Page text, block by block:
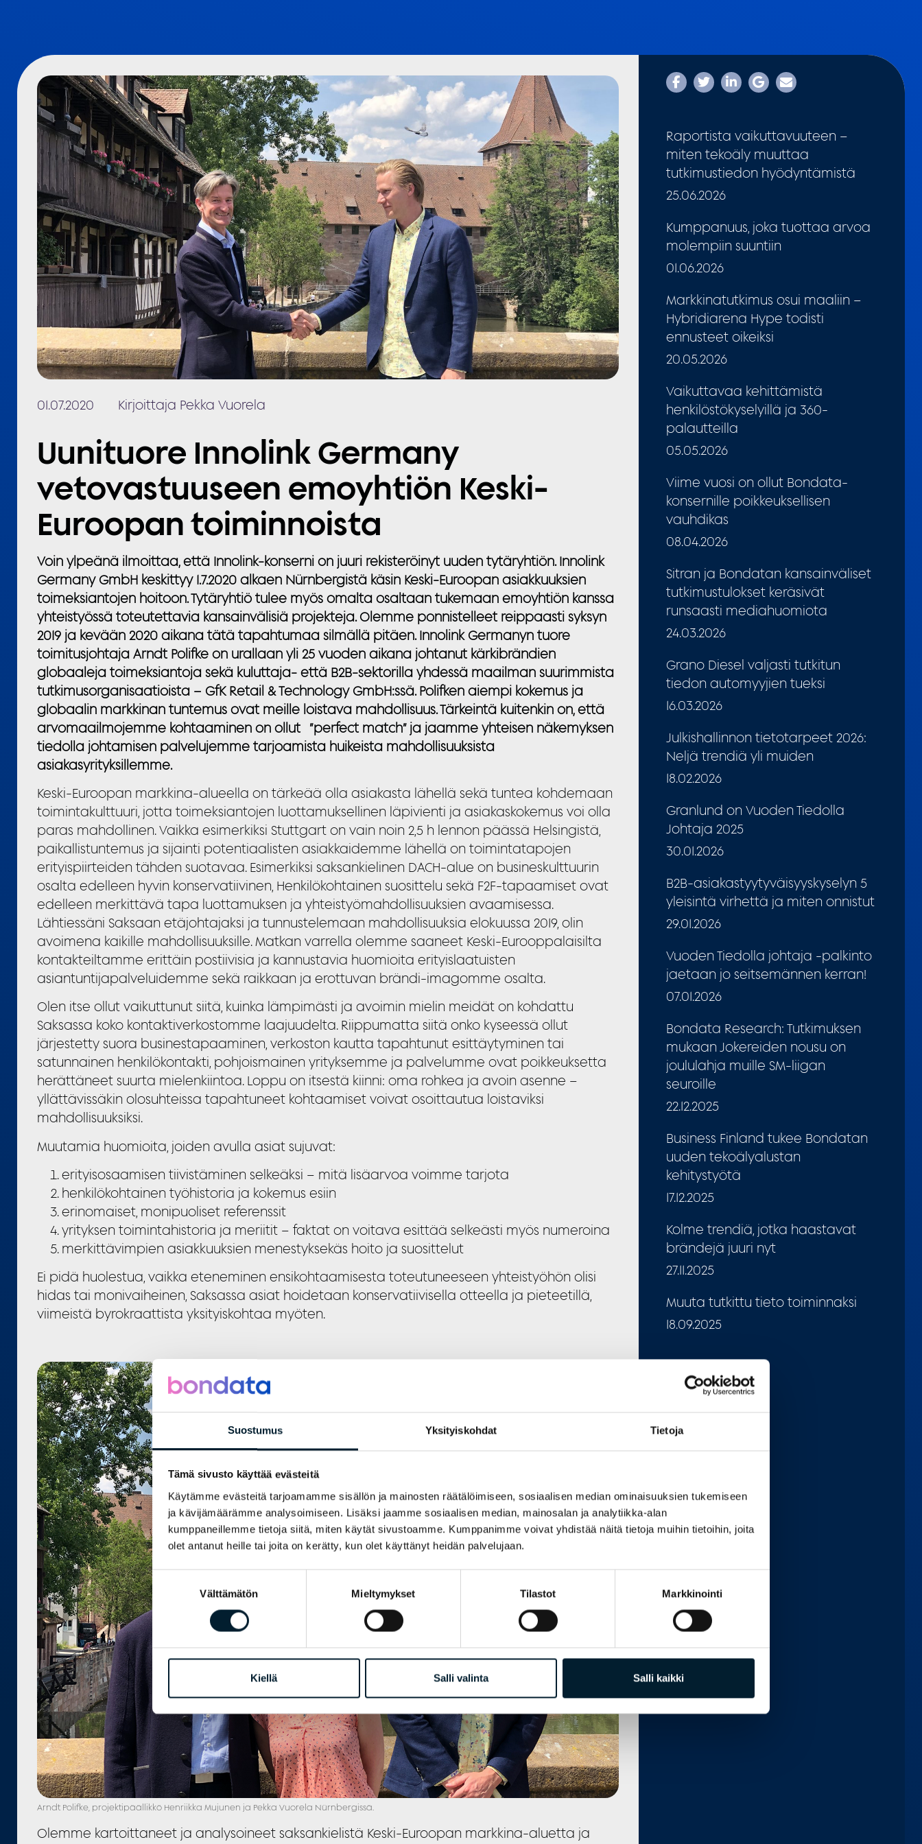
Suostumus Yksityiskohdat Tietoja
Tämä sivusto käyttää evästeitä
Käytämme evästeitä tarjoamamme sisällön ja mainosten räätälöimiseen, sosiaalisen median ominaisuuksien tukemiseen
ja kävijämäärämme analysoimiseen. Lisäksi jaamme sosiaalisen median, mainosalan ja analytiikka-alan
kumppaneillemme tietoja siitä, miten käytät sivustoamme. Kumppanimme voivat yhdistää näitä tietoja muihin tietoihin, joita
olet antanut heille tai joita on kerätty, kun olet käyttänyt heidän palvelujaan.
Suostumuksen
valinta
Välttämätön Mieltymykset Tilastot Markkinointi
Kiellä Salli valinta Salli kaikki
01.07.2020 Kirjoittaja Pekka Vuorela
Uunituore Innolink Germany
vetovastuuseen emoyhtiön Keski-
Euroopan toiminnoista
Voin ylpeänä ilmoittaa, että Innolink-konserni on juuri rekisteröinyt uuden tytäryhtiön. Innolink
Germany GmbH keskittyy 1.7.2020 alkaen Nürnbergistä käsin Keski-Euroopan asiakkuuksien
toimeksiantojen hoitoon. Tytäryhtiö tulee myös omalta osaltaan tukemaan emoyhtiön kanssa
yhteistyössä toteutettavia kansainvälisiä projekteja. Olemme ponnistelleet reippaasti syksyn
2019 ja kevään 2020 aikana tätä tapahtumaa silmällä pitäen.Innolink Germanyn tuore
toimitusjohtaja Arndt Polifke on urallaan yli 25 vuoden aikana johtanut kärkibrändien
globaaleja toimeksiantoja sekä kuluttaja- että B2B-sektorilla yhdessä maailman suurimmista
tutkimusorganisaatioista – GfK Retail & Technology GmbH:ssä. Polifken aiempi kokemus ja
globaalin markkinan tuntemus ovat meille loistava mahdollisuus. Tärkeintä kuitenkin on, että
arvomaailmojemme kohtaaminen on ollut ”perfect match” ja jaamme yhteisen näkemyksen
tiedolla johtamisen palvelujemme tarjoamista huikeista mahdollisuuksista
asiakasyrityksillemme.
Keski-Euroopan markkina-alueella on tärkeää olla asiakasta lähellä sekä tuntea kohdemaan
toimintakulttuuri, jotta toimeksiantojen luottamuksellinen läpivienti ja asiakaskokemus voi olla
paras mahdollinen. Vaikka esimerkiksi Stuttgart on vain noin 2,5 h lennon päässä Helsingistä,
paikallistuntemus ja sijainti potentiaalisten asiakkaidemme lähellä on toimintatapojen
erityispiirteiden tähden suotavaa. Esimerkiksi saksankielinen DACH-alue on busineskulttuurin
osalta edelleen hyvin konservatiivinen, Henkilökohtainen suosittelu sekä F2F-tapaamiset ovat
edelleen merkittävä tapa luottamuksen ja yhteistyömahdollisuuksien avaamisessa.
Lähtiessäni Saksaan etäjohtajaksi ja tunnustelemaan mahdollisuuksia elokuussa 2019, olin
avoimena kaikille mahdollisuuksille. Matkan varrella olemme saaneet Keski-Eurooppalaisilta
kontakteiltamme erittäin postiivisia ja kannustavia huomioita erityislaatuisten
asiantuntijapalveluidemme sekä raikkaan ja erottuvan brändi-imagomme osalta.
Olen itse ollut vaikuttunut siitä, kuinka lämpimästi ja avoimin mielin meidät on kohdattu
Saksassa koko kontaktiverkostomme laajuudelta. Riippumatta siitä onko kyseessä ollut
järjestetty suora businestapaaminen, verkoston kautta tapahtunut esittäytyminen tai
satunnainen henkilökontakti, pohjoismainen yrityksemme ja palvelumme ovat poikkeuksetta
herättäneet suurta mielenkiintoa. Loppu on itsestä kiinni: oma rohkea ja avoin asenne –
yllättävissäkin olosuhteissa tapahtuneet kohtaamiset voivat osoittautua loistaviksi
mahdollisuuksiksi.
Muutamia huomioita, joiden avulla asiat sujuvat:
erityisosaamisen tiivistäminen selkeäksi – mitä lisäarvoa voimme tarjota
henkilökohtainen työhistoria ja kokemus esiin
erinomaiset, monipuoliset referenssit
yrityksen toimintahistoria ja meriitit – faktat on voitava esittää selkeästi myös numeroina
merkittävimpien asiakkuuksien menestyksekäs hoito ja suosittelut
Ei pidä huolestua, vaikka eteneminen ensikohtaamisesta toteutuneeseen yhteistyöhön olisi
hidas tai monivaiheinen, Saksassa asiat hoidetaan konservatiivisella otteella ja pieteetillä,
viimeistä byrokraattista yksityiskohtaa myöten.
Arndt Polifke, projektipäällikkö Henriikka Mujunen ja Pekka Vuorela Nürnbergissä.
Olemme kartoittaneet ja analysoineet saksankielistä Keski-Euroopan markkina-aluetta ja
Raportista vaikuttavuuteen –
miten tekoäly muuttaa
tutkimustiedon hyödyntämistä
25.06.2026
Kumppanuus, joka tuottaa arvoa
molempiin suuntiin
01.06.2026
Markkinatutkimus osui maaliin –
Hybridiarena Hype todisti
ennusteet oikeiksi
20.05.2026
Vaikuttavaa kehittämistä
henkilöstökyselyillä ja 360-
palautteilla
05.05.2026
Viime vuosi on ollut Bondata-
konsernille poikkeuksellisen
vauhdikas
08.04.2026
Sitran ja Bondatan kansainväliset
tutkimustulokset keräsivät
runsaasti mediahuomiota
24.03.2026
Grano Diesel valjasti tutkitun
tiedon automyyjien tueksi
16.03.2026
Julkishallinnon tietotarpeet 2026:
Neljä trendiä yli muiden
18.02.2026
Granlund on Vuoden Tiedolla
Johtaja 2025
30.01.2026
B2B-asiakastyytyväisyyskyselyn 5
yleisintä virhettä ja miten onnistut
29.01.2026
Vuoden Tiedolla johtaja -palkinto
jaetaan jo seitsemännen kerran!
07.01.2026
Bondata Research: Tutkimuksen
mukaan Jokereiden nousu on
joululahja muille SM-liigan
seuroille
22.12.2025
Business Finland tukee Bondatan
uuden tekoälyalustan
kehitystyötä
17.12.2025
Kolme trendiä, jotka haastavat
brändejä juuri nyt
27.11.2025
Muuta tutkittu tieto toiminnaksi
18.09.2025